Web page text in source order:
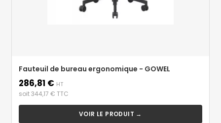
Fauteuil de bureau ergonomique - GOWEL
Prix
286,81 € HT
soit 344,17 € TTC
VOIR LE PRODUIT →